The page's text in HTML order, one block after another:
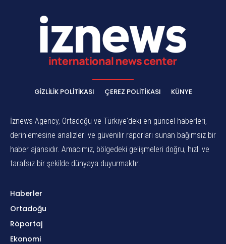
GIZLILIK POLITIKASI ÇEREZ POLITIKASI KÜNYE
İznews Agency, Ortadoğu ve Türkiye'deki en güncel haberleri,
derinlemesine analizleri ve güvenilir raporları sunan bağımsız bir
haber ajansıdır. Amacımız, bölgedeki gelişmeleri doğru, hızlı ve
tarafsız bir şekilde dünyaya duyurmaktır.
Haberler
Ortadoğu
Röportaj
Ekonomi